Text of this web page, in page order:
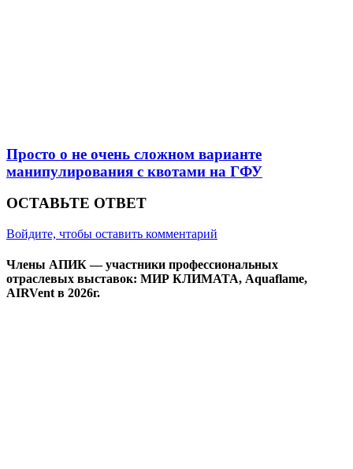
Просто о не очень сложном варианте
манипулирования с квотами на ГФУ
ОСТАВЬТЕ ОТВЕТ
Войдите, чтобы оставить комментарий
Члены АПИК — участники профессиональных
отраслевых выставок: МИР КЛИМАТА, Aquaflame,
AIRVent в 2026г.